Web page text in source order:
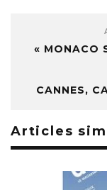
« MONACO
CANNES,
Articles